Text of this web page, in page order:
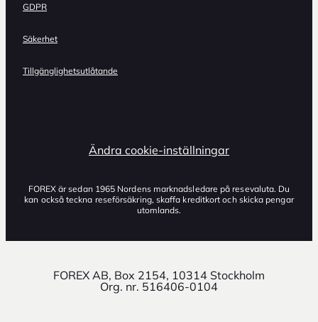
GDPR
Säkerhet
Tillgänglighetsutlåtande
Ändra cookie-inställningar
FOREX är sedan 1965 Nordens marknadsledare på resevaluta. Du
kan också teckna reseförsäkring, skaffa kreditkort och skicka pengar
utomlands.
FOREX AB, Box 2154, 10314 Stockholm
Org. nr. 516406-0104